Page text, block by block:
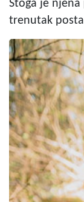
Stoga je njena
trenutak